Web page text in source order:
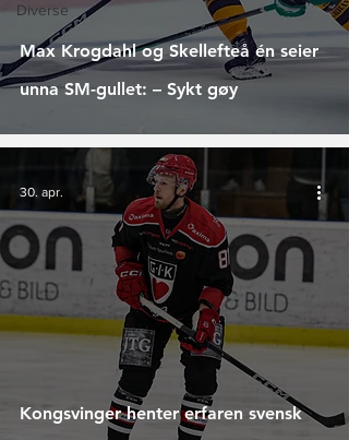
Diverse
Max Krogdahl og Skellefteå én seier
unna SM-gullet: – Sykt gøy
Kongsvinger henter erfaren svensk
30. apr.